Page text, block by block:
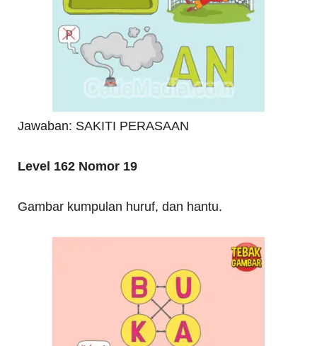
Jawaban: SAKITI PERASAAN
Level 162 Nomor 19
Gambar kumpulan huruf, dan hantu.